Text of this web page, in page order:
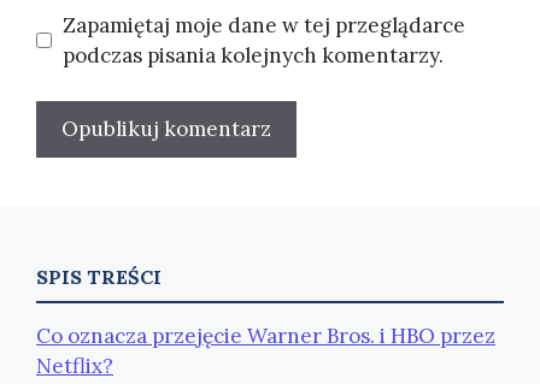
Zapamiętaj moje dane w tej przeglądarce
podczas pisania kolejnych komentarzy.
SPIS TREŚCI
Co oznacza przejęcie Warner Bros. i HBO przez
Netflix?